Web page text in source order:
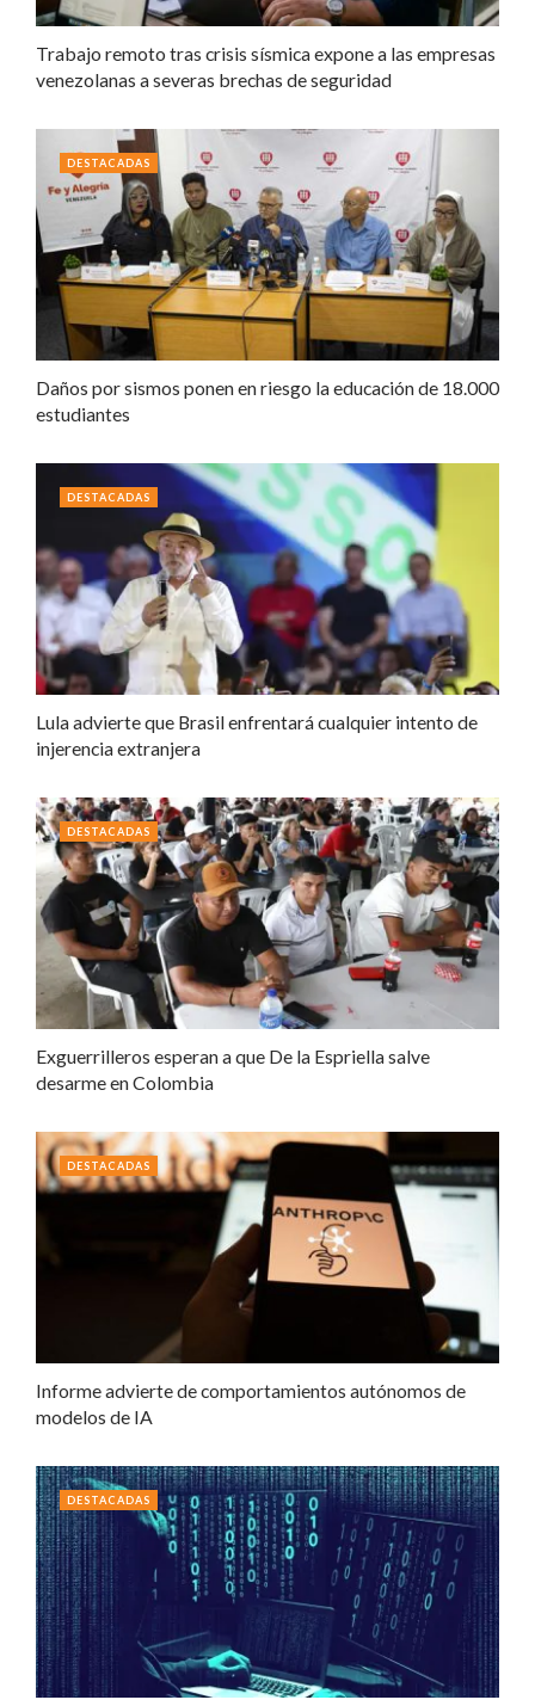
Trabajo remoto tras crisis sísmica expone a las empresas
venezolanas a severas brechas de seguridad
Daños por sismos ponen en riesgo la educación de 18.000
estudiantes
DESTACADAS
Lula advierte que Brasil enfrentará cualquier intento de
injerencia extranjera
DESTACADAS
Exguerrilleros esperan a que De la Espriella salve
desarme en Colombia
DESTACADAS
Informe advierte de comportamientos autónomos de
modelos de IA
DESTACADAS
DESTACADAS